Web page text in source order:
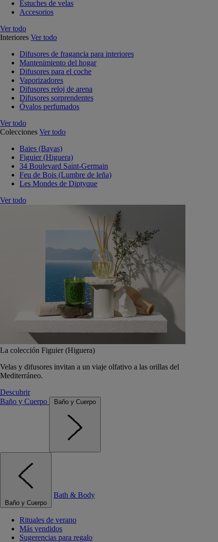
Estuches de velas
Accesorios
Ver todo
Interiores Ver todo
Difusores de fragancia para interiores
Mantenimiento del hogar
Difusores para el coche
Vaporizadores
Difusores reloj de arena
Difusores sorprendentes
Óvalos perfumados
Ver todo
Colecciones Ver todo
Baies (Bayas)
Figuier (Higuera)
34 Boulevard Saint-Germain
Feu de Bois (Lumbre de leña)
Les Mondes de Diptyque
Ver todo
La colección Figuier (Higuera)
Velas y difusores invitan a un viaje olfativo a las orillas del
Mediterráneo.
Descubrir
Baño y Cuerpo
Baño y Cuerpo
Baño y Cuerpo
Bath & Body
Rituales de verano
Más vendidos
Sugerencias para regalo